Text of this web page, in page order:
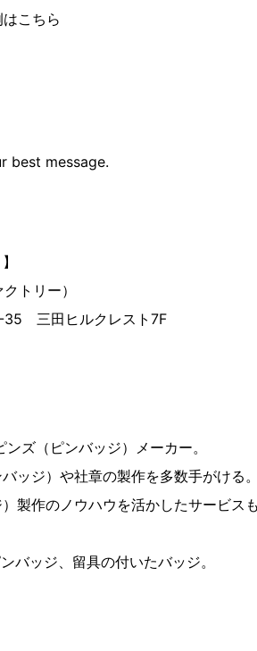
こちら
best message.
トリー）
三田ヒルクレスト7F
ズ（ピンバッジ）メーカー。
ッジ）や社章の製作を多数手がける。
製作のノウハウを活かしたサービス
バッジ、留具の付いたバッジ。